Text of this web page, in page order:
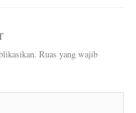
Ruas yang wajib